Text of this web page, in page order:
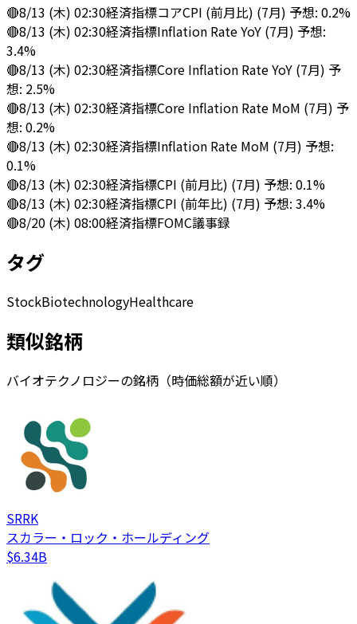
🔴8/13 (木) 02:30経済指標コアCPI (前月比) (7月) 予想: 0.2%
🔴8/13 (木) 02:30経済指標Inflation Rate YoY (7月) 予想:
3.4%
🔴8/13 (木) 02:30経済指標Core Inflation Rate YoY (7月) 予
想: 2.5%
🔴8/13 (木) 02:30経済指標Core Inflation Rate MoM (7月) 予
想: 0.2%
🔴8/13 (木) 02:30経済指標Inflation Rate MoM (7月) 予想:
0.1%
🔴8/13 (木) 02:30経済指標CPI (前月比) (7月) 予想: 0.1%
🔴8/13 (木) 02:30経済指標CPI (前年比) (7月) 予想: 3.4%
🔴8/20 (木) 08:00経済指標FOMC議事録
タグ
StockBiotechnologyHealthcare
類似銘柄
バイオテクノロジーの銘柄（時価総額が近い順）
SRRK
スカラー・ロック・ホールディング
$6.34B